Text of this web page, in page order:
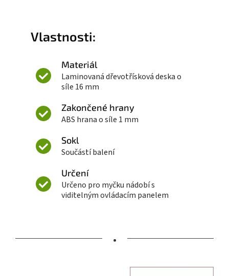
Vlastnosti:
Materiál
Laminovaná dřevotřísková deska o
síle 16 mm
Zakončené hrany
ABS hrana o síle 1 mm
Sokl
Součástí balení
Určení
Určeno pro myčku nádobí s
viditelným ovládacím panelem
•